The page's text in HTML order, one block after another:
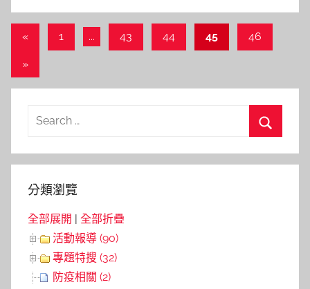
l
文
章
導
«Previous
1 ... 43 44 45 46
Next
»
Search
分類瀏覽
全部展開
全部折疊
活動報導 (90)
專題特搜 (32)
防疫相關 (2)